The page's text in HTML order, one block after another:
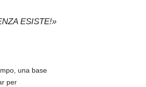
ESISTE!»
una base
per